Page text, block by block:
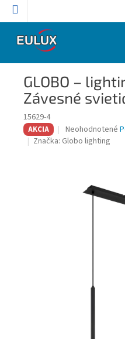
Prejsť
GLOBO –
Závesné
15629-4
AKCIA
Priemerné
hodnotenie
Neohodnotené
Značka: Globo lighting